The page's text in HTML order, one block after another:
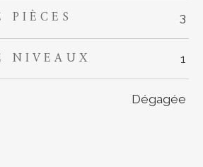
PIÈCES 3
NIVEAUX 1
Dégagée